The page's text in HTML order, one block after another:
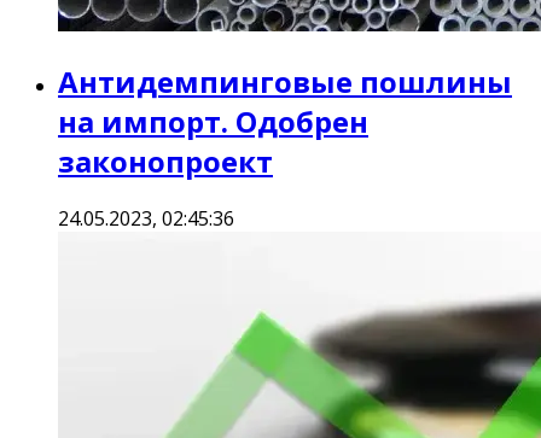
Антидемпинговые пошлины
на импорт. Одобрен
законопроект
24.05.2023, 02:45:36